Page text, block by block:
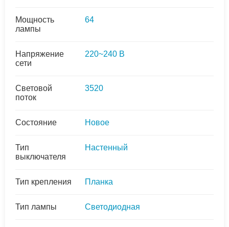
Мощность
лампы
64
Напряжение
сети
220~240 В
Световой
поток
3520
Состояние Новое
Тип
выключателя
Настенный
Тип крепления Планка
Тип лампы Светодиодная